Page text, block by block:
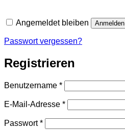
Angemeldet bleiben Anmelden
Passwort vergessen?
Registrieren
Benutzername *Erforderlich
E-Mail-Adresse *Erforderlich
Passwort*Erforderlich